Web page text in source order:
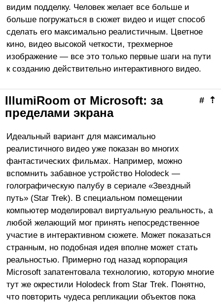
видим подделку. Человек желает все больше и
больше погружаться в сюжет видео и ищет способ
сделать его максимально реалистичным. Цветное
кино, видео высокой четкости, трехмерное
изображение — все это только первые шаги на пути
к созданию действительно интерактивного видео.
⇡
#
IllumiRoom от Microsoft: за
пределами экрана
Идеальный вариант для максимально
реалистичного видео уже показан во многих
фантастических фильмах. Например, можно
вспомнить забавное устройство Holodeck —
голографическую палубу в сериале «Звездный
путь» (Star Trek). В специальном помещении
компьютер моделировал виртуальную реальность, а
любой желающий мог принять непосредственное
участие в интерактивном сюжете. Может показаться
странным, но подобная идея вполне может стать
реальностью. Примерно год назад корпорация
Microsoft запатентовала технологию, которую многие
тут же окрестили Holodeck from Star Trek. Понятно,
что повторить чудеса репликации объектов пока